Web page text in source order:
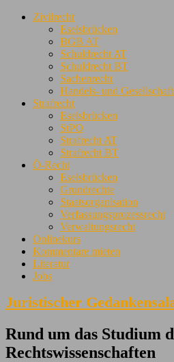
Zivilrecht
Eselsbrücken
BGB AT
Schuldrecht AT
Schuldrecht BT
Sachenrecht
Handels- und
Strafrecht
Eselsbrücken
StPO
Strafrecht AT
Strafrecht BT
Ö-Recht
Eselsbrücken
Grundrechte
Staatsorganisation
Verfassungsprozessrecht
Verwaltungsrecht
Onlinekurs
Kommentare mieten
Literatur
Jobs
Juristischer
Rund um das Studium
Rechtswissenschaften